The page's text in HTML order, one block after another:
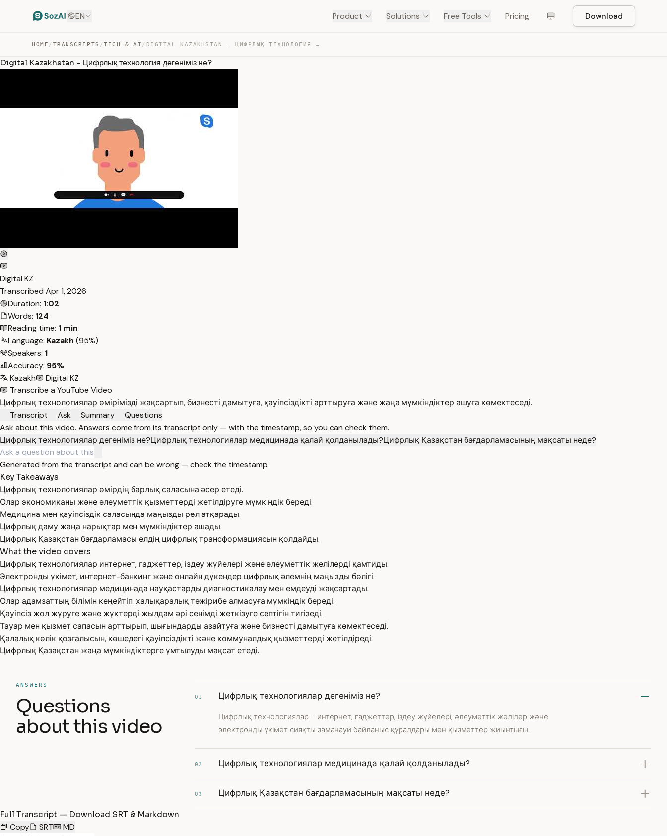
EN Product Solutions Free Tools Pricing Download
HOME / TRANSCRIPTS /TECH & AI / DIGITAL KAZAKHSTAN – ЦИФРЛЫҚ ТЕХНОЛОГИЯ ДЕГЕНІМІЗ НЕ? — TRANSCRIPT
Digital Kazakhstan - Цифрлық технология дегеніміз не?
Digital KZ
Transcribed Apr 1, 2026
Duration: 1:02
Words: 124
Reading time: 1 min
Language: Kazakh (95%)
Speakers: 1
Accuracy: 95%
Kazakh
Digital KZ
Transcribe a YouTube Video
Цифрлық технологиялар өмірімізді жақсартып, бизнесті дамытуға, қауіпсіздікті арттыруға және жаңа мүмкіндіктер ашуға көмектеседі.
Transcript
Ask Summary
Questions
Ask about this video. Answers come from its transcript only — with the timestamp, so you can check them.
Цифрлық технологиялар дегеніміз не?Цифрлық технологиялар медицинада қалай қолданылады?Цифрлық Қазақстан бағдарламасының мақсаты неде?
Generated from the transcript and can be wrong — check the timestamp.
Key Takeaways
Цифрлық технологиялар өмірдің барлық саласына әсер етеді.
Олар экономиканы және әлеуметтік қызметтерді жетілдіруге мүмкіндік береді.
Медицина мен қауіпсіздік саласында маңызды рөл атқарады.
Цифрлық даму жаңа нарықтар мен мүмкіндіктер ашады.
Цифрлық Қазақстан бағдарламасы елдің цифрлық трансформациясын қолдайды.
What the video covers
Цифрлық технологиялар интернет, гаджеттер, іздеу жүйелері және әлеуметтік желілерді қамтиды.
Электронды үкімет, интернет-банкинг және онлайн дүкендер цифрлық әлемнің маңызды бөлігі.
Цифрлық технологиялар медицинада науқастарды диагностикалау мен емдеуді жақсартады.
Олар адамзаттың білімін кеңейтіп, халықаралық тәжірибе алмасуға мүмкіндік береді.
Қауіпсіз жол жүруге және жүктерді жылдам әрі сенімді жеткізуге септігін тигізеді.
Тауар мен қызмет сапасын арттырып, шығындарды азайтуға және бизнесті дамытуға көмектеседі.
Қалалық көлік қозғалысын, көшедегі қауіпсіздікті және коммуналдық қызметтерді жетілдіреді.
Цифрлық Қазақстан жаңа мүмкіндіктерге ұмтылуды мақсат етеді.
ANSWERS
Questions
about this video
01 Цифрлық технологиялар дегеніміз не?
Цифрлық технологиялар – интернет, гаджеттер, іздеу жүйелері, әлеуметтік желілер және
электронды үкімет сияқты заманауи байланыс құралдары мен қызметтер жиынтығы.
02 Цифрлық технологиялар медицинада қалай қолданылады?
03 Цифрлық Қазақстан бағдарламасының мақсаты неде?
Full Transcript — Download SRT & Markdown
Copy
SRT MD